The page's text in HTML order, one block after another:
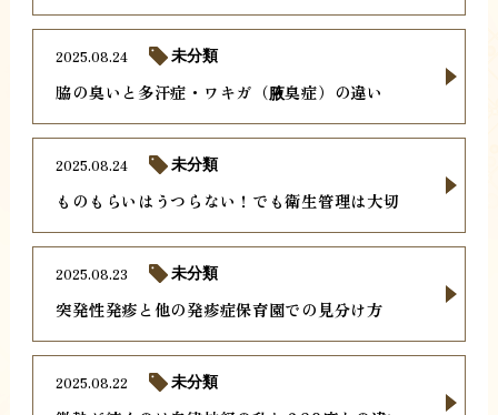
脇の臭いと多汗症・ワキガ（腋臭症）の違い
2025.08.24 未分類
ものもらいはうつらない！でも衛生管理は大切
2025.08.24 未分類
突発性発疹と他の発疹症保育園での見分け方
2025.08.23 未分類
2025.08.22 未分類